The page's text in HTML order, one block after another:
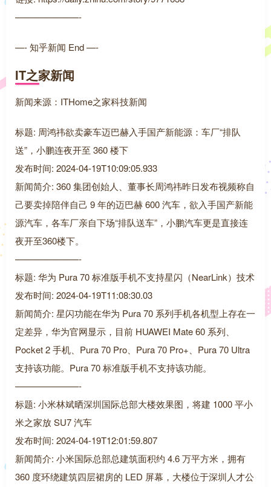
———————-
—- 知乎新闻 End —-
IT之家新闻
新闻来源：ITHome之家科技新闻
标题: 周鸿祎欲卖豪车迈巴赫入手国产新能源：车厂“排队
送”，小鹏连夜开至 360 楼下
发布时间: 2024-04-19T10:09:05.933
新闻简介: 360 集团创始人、董事长周鸿祎昨日发布视频称自
己要卖掉陪伴自己 9 年的迈巴赫 600 汽车，欲入手国产新能
源汽车，各车厂亲自下场“排队送车”，小鹏汽车更是直接连
夜开至360楼下。
———————-
标题: 华为 Pura 70 标准版手机不支持星闪（NearLink）技术
发布时间: 2024-04-19T11:08:30.03
新闻简介: 星闪功能在华为 Pura 70 系列手机各机型上存在一
定差异，华为官网显示，目前 HUAWEI Mate 60 系列、
Pocket 2 手机、Pura 70 Pro、Pura 70 Pro+、Pura 70 Ultra
支持该功能。Pura 70 标准版手机不支持该功能。
———————-
标题: 小米林斌晒深圳国际总部大楼效果图，将建 1000 平小
米之家放 SU7 汽车
发布时间: 2024-04-19T12:01:59.807
新闻简介: 小米国际总部总建筑面积约 4.6 万平方米，拥有
360 度环绕建筑四层裙房的 LED 屏幕，大楼位于深圳人才公